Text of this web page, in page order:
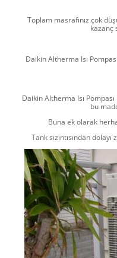
Toplam masrafınız çok
kazanç
Daikin Altherma Isı
Daikin Altherma Isı
bu
Buna ek olarak
Tank sızıntısından